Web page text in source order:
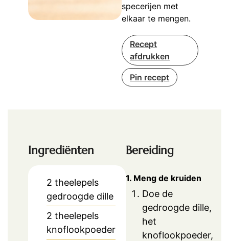
specerijen met
elkaar te mengen.
Recept
afdrukken
Pin recept
Ingrediënten
2 theelepels
gedroogde dille
2 theelepels
knoflookpoeder
Bereiding
1. Meng de kruiden
Doe de
gedroogde dille,
het
knoflookpoeder,